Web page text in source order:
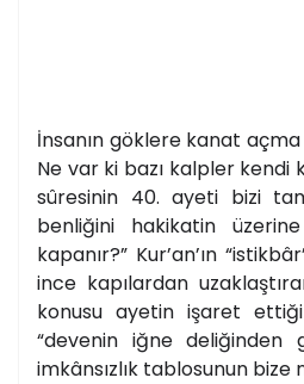
İnsanın göklere kanat
Ne var ki bazı kalpler kendi
sûresinin 40. ayeti bizi
benliğini hakikatin
kapanır?” Kur’an’ın
ince kapılardan
konusu ayetin işaret
“devenin iğne deliğinden
imkânsızlık tablosunun